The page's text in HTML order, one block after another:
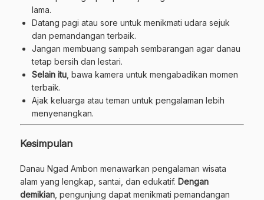
lama.
Datang pagi atau sore untuk menikmati udara sejuk
dan pemandangan terbaik.
Jangan membuang sampah sembarangan agar danau
tetap bersih dan lestari.
Selain itu , bawa kamera untuk mengabadikan momen
terbaik.
Ajak keluarga atau teman untuk pengalaman lebih
menyenangkan.
Kesimpulan
Danau Ngad Ambon menawarkan pengalaman wisata
alam yang lengkap, santai, dan edukatif. Dengan
demikian , pengunjung dapat menikmati pemandangan